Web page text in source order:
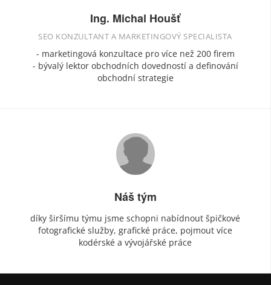
Ing. Michal Houšť
SEO KONZULTANT A MARKETINGOVÝ SPECIALISTA
- marketingová konzultace pro více než 200 firem
- bývalý lektor obchodních dovedností a definování
obchodní strategie
Náš tým
díky širšímu týmu jsme schopni nabídnout špičkové
fotografické služby, grafické práce, pojmout více
kodérské a vývojářské práce